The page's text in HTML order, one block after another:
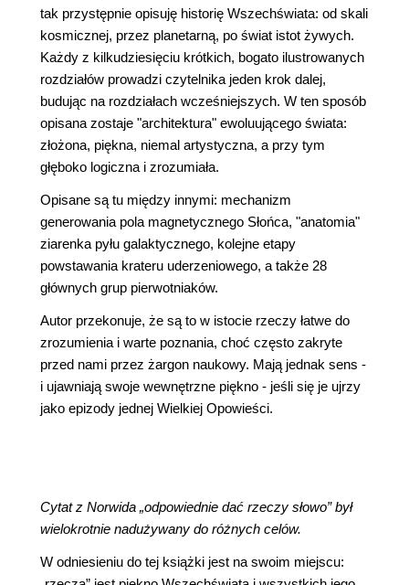
tak przystępnie opisuję historię Wszechświata: od skali
kosmicznej, przez planetarną, po świat istot żywych.
Każdy z kilkudziesięciu krótkich, bogato ilustrowanych
rozdziałów prowadzi czytelnika jeden krok dalej,
budując na rozdziałach wcześniejszych. W ten sposób
opisana zostaje "architektura" ewoluującego świata:
złożona, piękna, niemal artystyczna, a przy tym
głęboko logiczna i zrozumiała.
Opisane są tu między innymi: mechanizm
generowania pola magnetycznego Słońca, "anatomia"
ziarenka pyłu galaktycznego, kolejne etapy
powstawania krateru uderzeniowego, a także 28
głównych grup pierwotniaków.
Autor przekonuje, że są to w istocie rzeczy łatwe do
zrozumienia i warte poznania, choć często zakryte
przed nami przez żargon naukowy. Mają jednak sens -
i ujawniają swoje wewnętrzne piękno - jeśli się je ujrzy
jako epizody jednej Wielkiej Opowieści.
Cytat z Norwida „odpowiednie dać rzeczy słowo” był
wielokrotnie nadużywany do różnych celów.
W odniesieniu do tej książki jest na swoim miejscu: